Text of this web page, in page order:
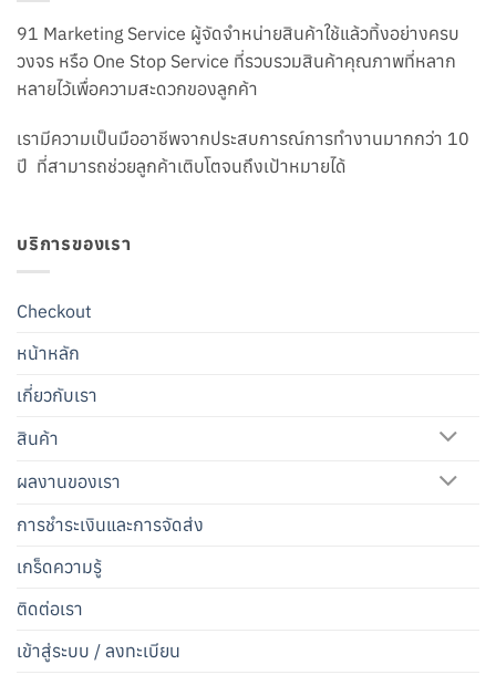
91 Marketing Service ผู้จัดจำหน่ายสินค้าใช้แล้วทิ้งอย่างครบ
วงจร หรือ One Stop Service ที่รวบรวมสินค้าคุณภาพที่หลาก
หลายไว้เพื่อความสะดวกของลูกค้า
เรามีความเป็นมืออาชีพจากประสบการณ์การทำงานมากกว่า 10
ปี ที่สามารถช่วยลูกค้าเติบโตจนถึงเป้าหมายได้
บริการของเรา
Checkout
หน้าหลัก
เกี่ยวกับเรา
สินค้า
ผลงานของเรา
การชำระเงินและการจัดส่ง
เกร็ดความรู้
ติดต่อเรา
เข้าสู่ระบบ / ลงทะเบียน